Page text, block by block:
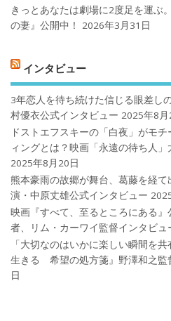
きっとあなたは劇場に2度足を運
の妻』公開中！
2026年3月31日
インタビュー
3年恋人を待ち続けた信じる眼差し
村優衣公式インタビュー 2025年8月
ドストエフスキーの「白夜」がモ
ィングとは？映画「永遠の待ち人
2025年8月20日
熊本豪雨の故郷が舞台、葛藤を経
演・中原丈雄公式インタビュー
映画『すべて、至るところにある
者、リム・カーワイ監督インタビュ
「大切なのはいかに楽しい瞬間を
生きる 希望の処方箋』野澤和之監
日